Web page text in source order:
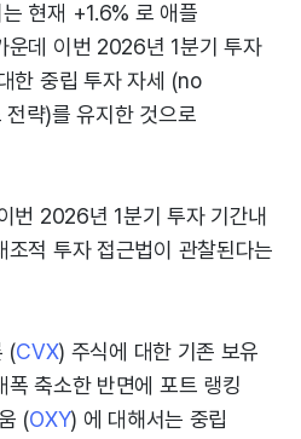
현재 +1.6% 로 애플
운데 이번 2026년 1분기 투자
한 중립 투자 자세 (no
략)를 유지한 것으로
번 2026년 1분기 투자 기간내
적 투자 접근법이 관찰된다는
(CVX) 주식에 대한 기존 보유
축소한 반면에 포트 랭킹
(OXY) 에 대해서는 중립